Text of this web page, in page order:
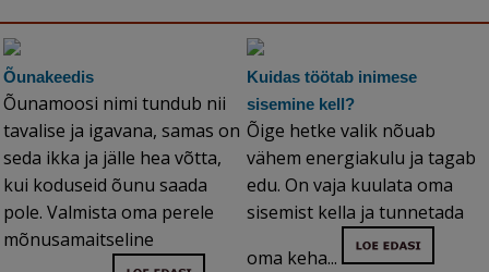
Õunakeedis
Õunamoosi nimi tundub nii
tavalise ja igavana, samas on
seda ikka ja jälle hea võtta,
kui koduseid õunu saada
pole. Valmista oma perele
mõnusamaitseline
Kuidas töötab inimese
sisemine kell?
Õige hetke valik nõuab
vähem energiakulu ja tagab
edu. On vaja kuulata oma
sisemist kella ja tunnetada
oma keha...